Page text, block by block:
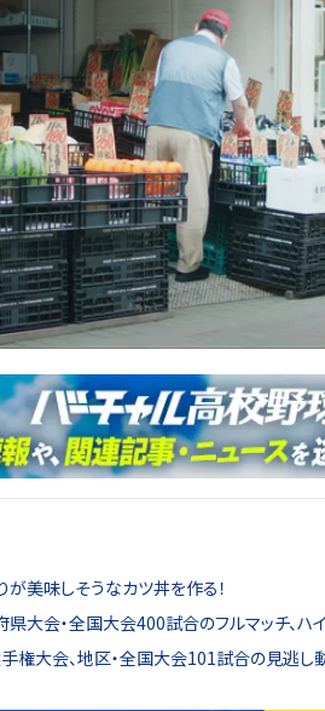
が美味しそうなカツ丼を作る！
大会・全国大会400試合のフルマッチ、ハ
権大会、地区・全国大会101試合の見逃し